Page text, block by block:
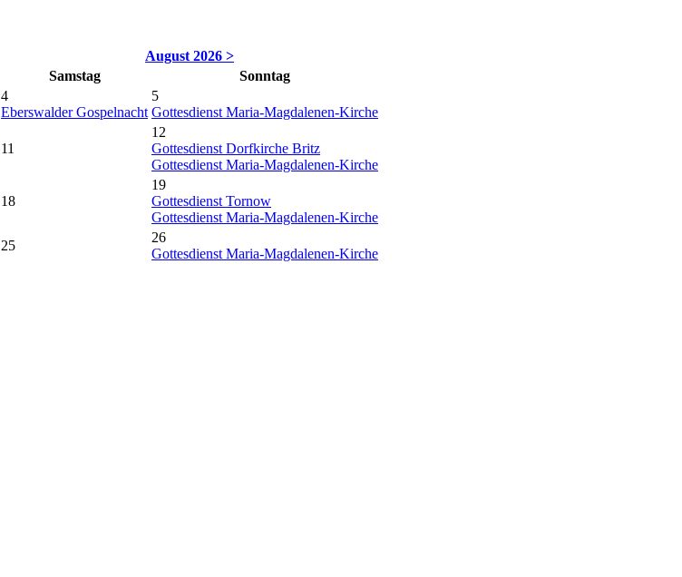
August 2026 >
Samstag Sonntag
4
Eberswalder Gospelnacht
5
Gottesdienst Maria-Magdalenen-Kirche
11
12
Gottesdienst Dorfkirche Britz
Gottesdienst Maria-Magdalenen-Kirche
18
19
Gottesdienst Tornow
Gottesdienst Maria-Magdalenen-Kirche
25
26
Gottesdienst Maria-Magdalenen-Kirche